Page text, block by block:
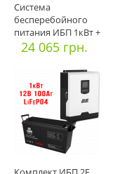
Система
бесперебойного
питания ИБП 1кВт +
200Аг LiFePO4
24 065 грн.